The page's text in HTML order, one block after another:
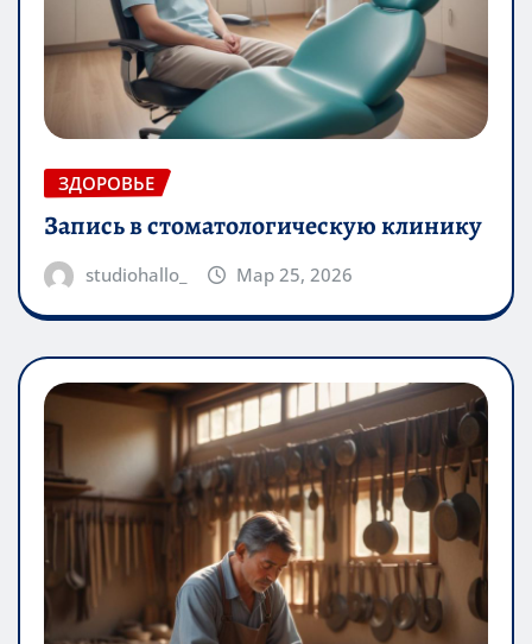
ЗДОРОВЬЕ
Запись в стоматологическую клинику
studiohallo_ Мар 25, 2026